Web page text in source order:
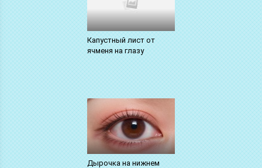
Капустный лист от
ячменя на глазу
Дырочка на нижнем